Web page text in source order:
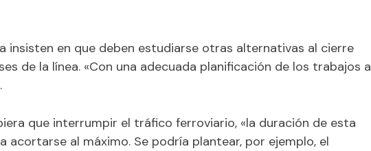
insisten en que deben estudiarse otras alternativas al cierre
de la línea. «Con una adecuada planificación de los trabajos a
que interrumpir el tráfico ferroviario, «la duración de esta
acortarse al máximo. Se podría plantear, por ejemplo, el